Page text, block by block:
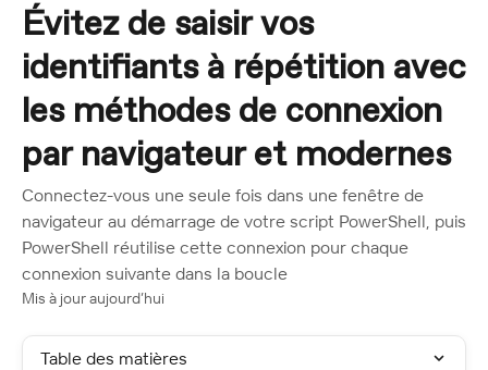
Évitez de saisir vos
identifiants à répétition avec
les méthodes de connexion
par navigateur et modernes
Connectez-vous une seule fois dans une fenêtre de
navigateur au démarrage de votre script PowerShell, puis
PowerShell réutilise cette connexion pour chaque
connexion suivante dans la boucle
Mis à jour aujourd’hui
Table des matières